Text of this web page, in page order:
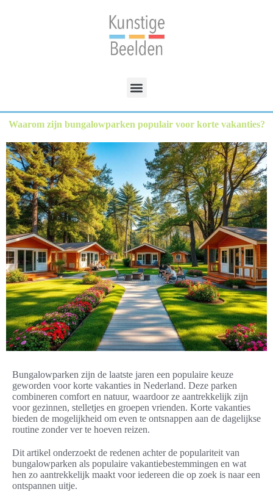
Waarom zijn bungalowparken populair voor korte vakanties?
Bungalowparken zijn de laatste jaren een populaire keuze
geworden voor korte vakanties in Nederland. Deze parken
combineren comfort en natuur, waardoor ze aantrekkelijk zijn
voor gezinnen, stelletjes en groepen vrienden. Korte vakanties
bieden de mogelijkheid om even te ontsnappen aan de dagelijkse
routine zonder ver te hoeven reizen.
Dit artikel onderzoekt de redenen achter de populariteit van
bungalowparken als populaire vakantiebestemmingen en wat
hen zo aantrekkelijk maakt voor iedereen die op zoek is naar een
ontspannen uitje.